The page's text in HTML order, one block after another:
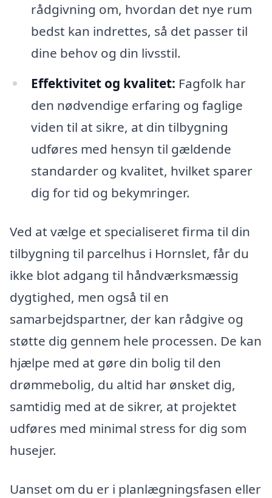
rådgivning om, hvordan det nye rum
bedst kan indrettes, så det passer til
dine behov og din livsstil.
Effektivitet og kvalitet: Fagfolk har
den nødvendige erfaring og faglige
viden til at sikre, at din tilbygning
udføres med hensyn til gældende
standarder og kvalitet, hvilket sparer
dig for tid og bekymringer.
Ved at vælge et specialiseret firma til din
tilbygning til parcelhus i Hornslet, får du
ikke blot adgang til håndværksmæssig
dygtighed, men også til en
samarbejdspartner, der kan rådgive og
støtte dig gennem hele processen. De kan
hjælpe med at gøre din bolig til den
drømmebolig, du altid har ønsket dig,
samtidig med at de sikrer, at projektet
udføres med minimal stress for dig som
husejer.
Uanset om du er i planlægningsfasen eller